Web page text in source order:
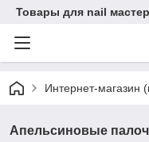
Товары для nail
Интернет-магазин
Апельсиновые